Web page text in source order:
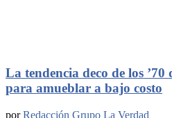
La tendencia deco de los
para amueblar a bajo costo
por Redacción Grupo La Verdad